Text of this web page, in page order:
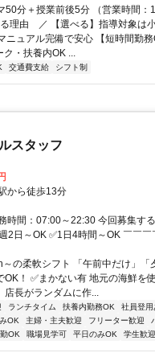
50分＋授業前後5分 （営業時間：
理由 ／ 【選べる】指導対象は
ニュアル完備で安心 【短時間勤
ク・扶養内OK ...
交通費支給 シフト制
スタッフ
から徒歩13分
時間：07:00～22:30 今回募集す
2日～OK ✅1日4時間～OK ￣￣￣
の柔軟シフト 「午前中だけ」「
OK！ ✅まかない有 地元の海鮮を
店長がランダムに作...
ランチタイム 扶養内勤務OK 社員登用
OK 主婦・主夫歓迎 フリーター歓迎
OK 職場見学可 平日のみOK 学生歓迎